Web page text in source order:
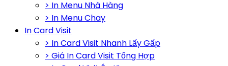
> In Menu Nhà Hàng
> In Menu Chay
In Card Visit
> In Card Visit Nhanh Lấy Gấp
> Giá In Card Visit Tổng Hợp